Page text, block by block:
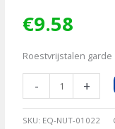
€9.58
Roestvrijstalen garde
-
Draadgarde
RVS,
40cm
+
SKU: EQ-NUT-01022